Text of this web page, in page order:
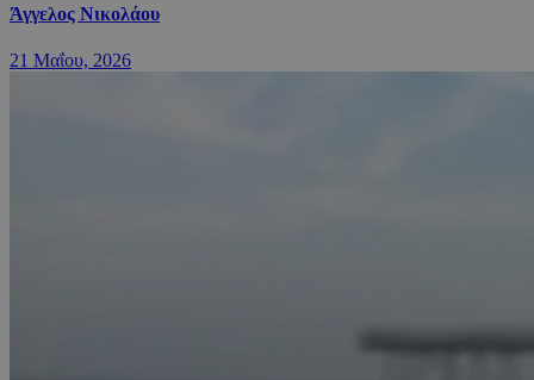
Άγγελος Νικολάου
21 Μαΐου, 2026